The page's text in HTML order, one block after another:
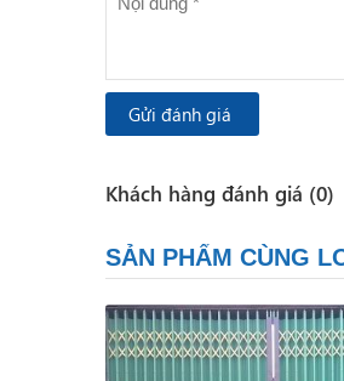
Gửi đánh giá
Khách hàng đánh giá (0)
SẢN PHẨM CÙNG